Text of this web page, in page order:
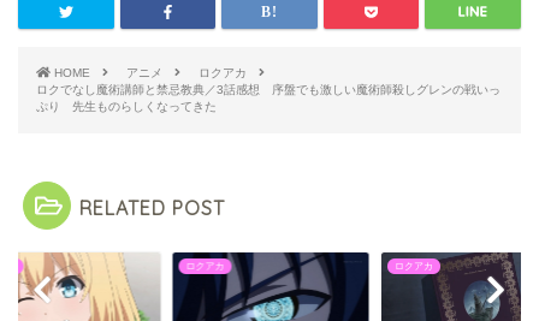
HOME アニメ
ロクアカ
ロクでなし魔術講師と禁忌教典／3話感想 序盤でも激しい魔術師殺しグレンの戦いっ
ぷり 先生ものらしくなってきた
RELATED POST
ロクアカ ロクアカ